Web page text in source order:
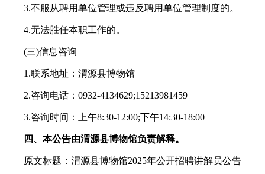
3.不服从聘用单位管理或违反聘用单位管理制度的。
4.无法胜任本职工作的。
(三)信息咨询
1.联系地址：渭源县博物馆
2.咨询电话：0932-4134629;15213981459
3.咨询时间：上午8:30-12:00;下午14:30-18:00
四、本公告由渭源县博物馆负责解释。
原文标题：渭源县博物馆2025年公开招聘讲解员公告